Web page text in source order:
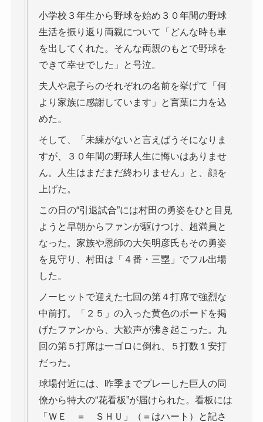
小学校３年生から野球を始め３０年間の野球
生活を振り返り両親について「どんな時も車
を出してくれた。そんな両親のもとで野球を
できて幸せでした」と号泣。
夫人や息子らのそれぞれの名前を挙げて「何
より家族に感謝しています」と言葉に力を込
めた。
そして、「未練がないと言えばうそになりま
すが、３０年間の野球人生に悔いはありませ
ん。人生はまだまだ終わりません」と、顔を
上げた。
この日の“引退試合”には村田の勇姿をひと目見
ようと早朝からファンが駆けつけ、超満員と
なった。家族や恩師の大矢明彦氏もその勇姿
を見守り、村田は「４番・三塁」でフル出場
した。
ノーヒットで迎えた七回の第４打席で強烈な
中前打。「２５」の入った黄色のボードを掲
げたファンから、大歓声が沸き起こった。九
回の第５打席は一ゴロに倒れ、５打数１安打
だった。
球場付近には、昨季までプレーした巨人の同
僚から特大の“花看板”が届けられた。看板には
「ＷＥ ＝ ＳＨＵ」（＝はハート）と記さ